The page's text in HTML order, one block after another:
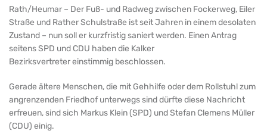
Rath/Heumar – Der Fuß- und Radweg zwischen Fockerweg, Eiler
Straße und Rather Schulstraße ist seit Jahren in einem desolaten
Zustand – nun soll er kurzfristig saniert werden. Einen Antrag
seitens SPD und CDU haben die Kalker
Bezirksvertreter einstimmig beschlossen.
Gerade ältere Menschen, die mit Gehhilfe oder dem Rollstuhl zum
angrenzenden Friedhof unterwegs sind dürfte diese Nachricht
erfreuen, sind sich Markus Klein (SPD) und Stefan Clemens Müller
(CDU) einig.